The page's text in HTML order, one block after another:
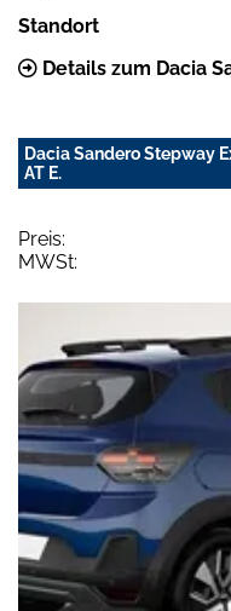
Standort
Details zum Dacia
Dacia Sandero Stepway
AT E.
Preis:
MWSt: